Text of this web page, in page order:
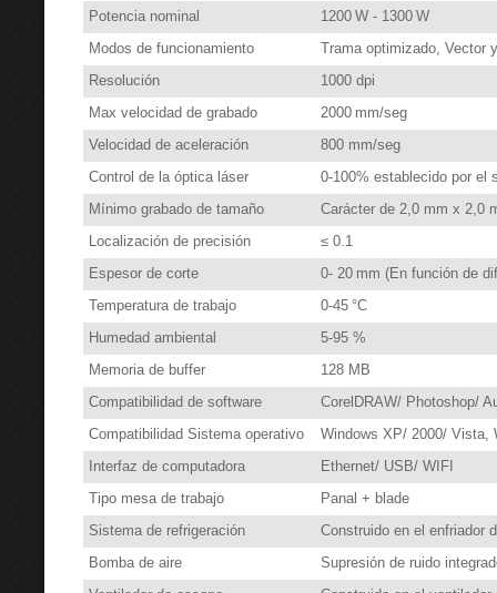
Potencia nominal
1200 W - 1300 W
Modos de funcionamiento
Trama optimizado, Vector
Resolución
1000 dpi
Max velocidad de grabado
2000 mm/seg
Velocidad de aceleración
800 mm/seg
Control de la óptica láser
0-100% establecido por el
Mínimo grabado de tamaño
Carácter de 2,0 mm x 2,0
Localización de precisión
≤ 0.1
Espesor de corte
0- 20 mm (En función de
Temperatura de trabajo
0-45 °C
Humedad ambiental
5-95 %
Memoria de buffer
128 MB
Compatibilidad de software
CorelDRAW/ Photoshop/
Compatibilidad Sistema operativo
Windows XP/ 2000/ Vista,
Interfaz de computadora
Ethernet/ USB/ WIFI
Tipo mesa de trabajo
Panal + blade
Sistema de refrigeración
Construido en el enfriador
Bomba de aire
Supresión de ruido